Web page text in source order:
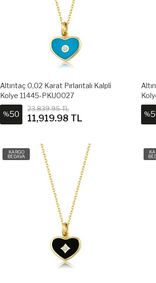
Altıntaç 0,02 Karat Pırlantalı Kalpli
Kolye 11445-PKU0027
%50
23,839.95 TL
11,919.98 TL %
KARGO
BEDAVA